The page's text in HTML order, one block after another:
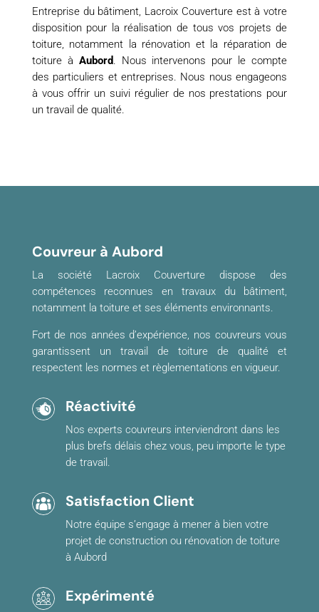
Entreprise du bâtiment, Lacroix Couverture est à votre
disposition pour la réalisation de tous vos projets de
toiture, notamment la rénovation et la réparation de
toiture à Aubord. Nous intervenons pour le compte
des particuliers et entreprises. Nous nous engageons
à vous offrir un suivi régulier de nos prestations pour
un travail de qualité.
Couvreur à Aubord
La société Lacroix Couverture dispose des
compétences reconnues en travaux du bâtiment,
notamment la toiture et ses éléments environnants.
Fort de nos années d’expérience, nos couvreurs vous
garantissent un travail de toiture de qualité et
respectent les normes et règlementations en vigueur.
Réactivité
Nos experts couvreurs interviendront dans les
plus brefs délais chez vous, peu importe le type
de travail.
Satisfaction Client
Notre équipe s’engage à mener à bien votre
projet de construction ou rénovation de toiture
à Aubord
Expérimenté